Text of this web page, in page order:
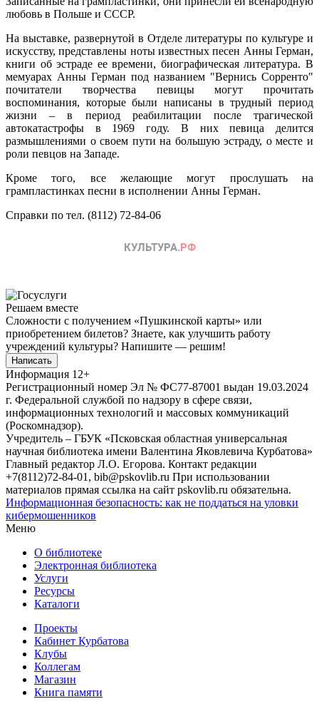
любовь в Польше и СССР.
На выставке, развернутой в Отделе литературы по культуре и
искусству, представлены ноты известных песен Анны Герман,
книги об эстраде ее времени, биографическая литература. В
мемуарах Анны Герман под названием "Вернись Сорренто"
почитатели творчества певицы могут прочитать
воспоминания, которые были написаны в трудный период
жизни – в период реабилитации после трагической
автокатастрофы в 1969 году. В них певица делится
размышлениями о своем пути на большую эстраду, о месте и
роли певцов на Западе.
Кроме того, все желающие могут прослушать на
грампластинках песни в исполнении Анны Герман.
Справки по тел. (8112) 72-84-06
Решаем вместе
Сложности с получением «Пушкинской карты» или
приобретением билетов? Знаете, как улучшить работу
учреждений культуры? Напишите — решим!
Написать
Информация 12+
Регистрационный номер Эл № ФС77-87001 выдан 19.03.2024
г. Федеральной службой по надзору в сфере связи,
информационных технологий и массовых коммуникаций
(Роскомнадзор).
Учредитель – ГБУК «Псковская областная универсальная
научная библиотека имени Валентина Яковлевича Курбатова»
Главный редактор Л.О. Егорова. Контакт редакции
+7(8112)72-84-01, bib@pskovlib.ru При использовании
материалов прямая ссылка на сайт pskovlib.ru обязательна.
Информационная безопасность: как не поддаться на уловки
кибермошенников
Меню
О библиотеке
Электронная библиотека
Услуги
Ресурсы
Каталоги
Проекты
Кабинет Курбатова
Клубы
Коллегам
Магазин
Книга памяти